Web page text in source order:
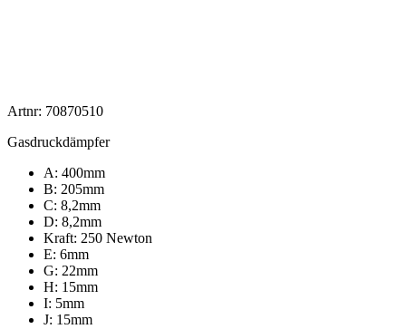
Artnr: 70870510
Gasdruckdämpfer
A: 400mm
B: 205mm
C: 8,2mm
D: 8,2mm
Kraft: 250 Newton
E: 6mm
G: 22mm
H: 15mm
I: 5mm
J: 15mm